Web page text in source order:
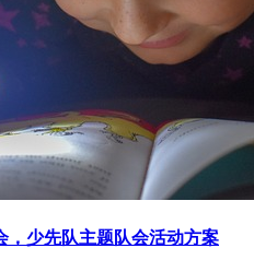
，少先队主题队会活动方案